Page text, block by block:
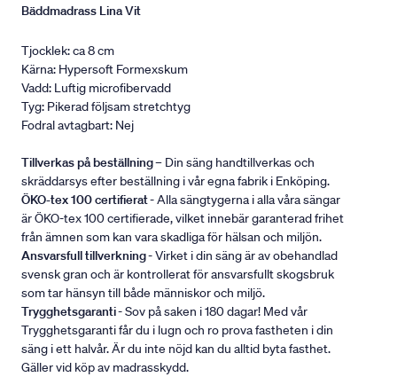
Bäddmadrass Lina Vit
Tjocklek: ca 8 cm
Kärna: Hypersoft Formexskum
Vadd: Luftig microfibervadd
Tyg: Pikerad följsam stretchtyg
Fodral avtagbart: Nej
Tillverkas på beställning– Din säng handtillverkas och
skräddarsys efter beställning i vår egna fabrik i Enköping.
ÖKO-tex 100 certifierat- Alla sängtygerna i alla våra sängar
är ÖKO-tex 100 certifierade, vilket innebär garanterad frihet
från ämnen som kan vara skadliga för hälsan och miljön.
Ansvarsfull tillverkning- Virket i din säng är av obehandlad
svensk gran och är kontrollerat för ansvarsfullt skogsbruk
som tar hänsyn till både människor och miljö.
Trygghetsgaranti- Sov på saken i 180 dagar! Med vår
Trygghetsgaranti får du i lugn och ro prova fastheten i din
säng i ett halvår. Är du inte nöjd kan du alltid byta fasthet.
Gäller vid köp av madrasskydd.